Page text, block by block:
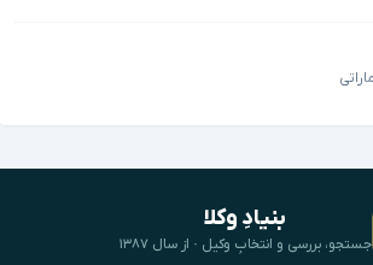
بنیادِ وکلا
جستجو، بررسی و انتخابِ وکیل · از سال ۱۳۸۷